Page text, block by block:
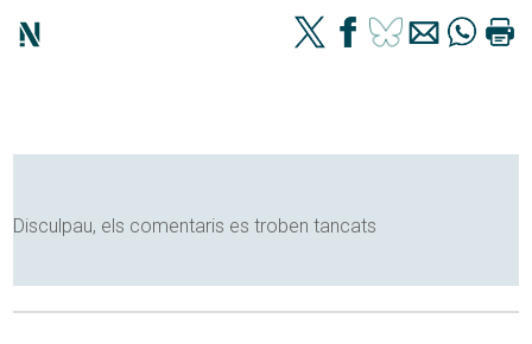
Disculpau, els comentaris es troben tancats